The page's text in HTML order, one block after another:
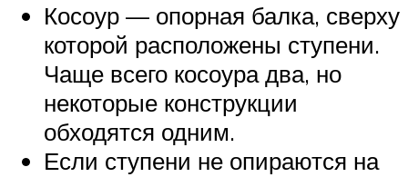
Косоур — опорная балка, сверху
которой расположены ступени.
Чаще всего косоура два, но
некоторые конструкции
обходятся одним.
Если ступени не опираются на